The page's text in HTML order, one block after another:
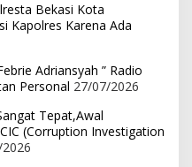
Bekasi Kota
Kapolres Karena Ada
Adriansyah ” Radio
Personal 27/07/2026
Tepat,Awal
(Corruption Investigation